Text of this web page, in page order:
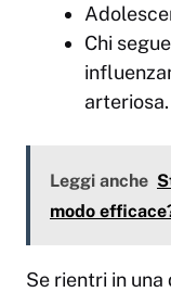
Chi
arteriosa.
Leggi anche
modo
Se rientri in